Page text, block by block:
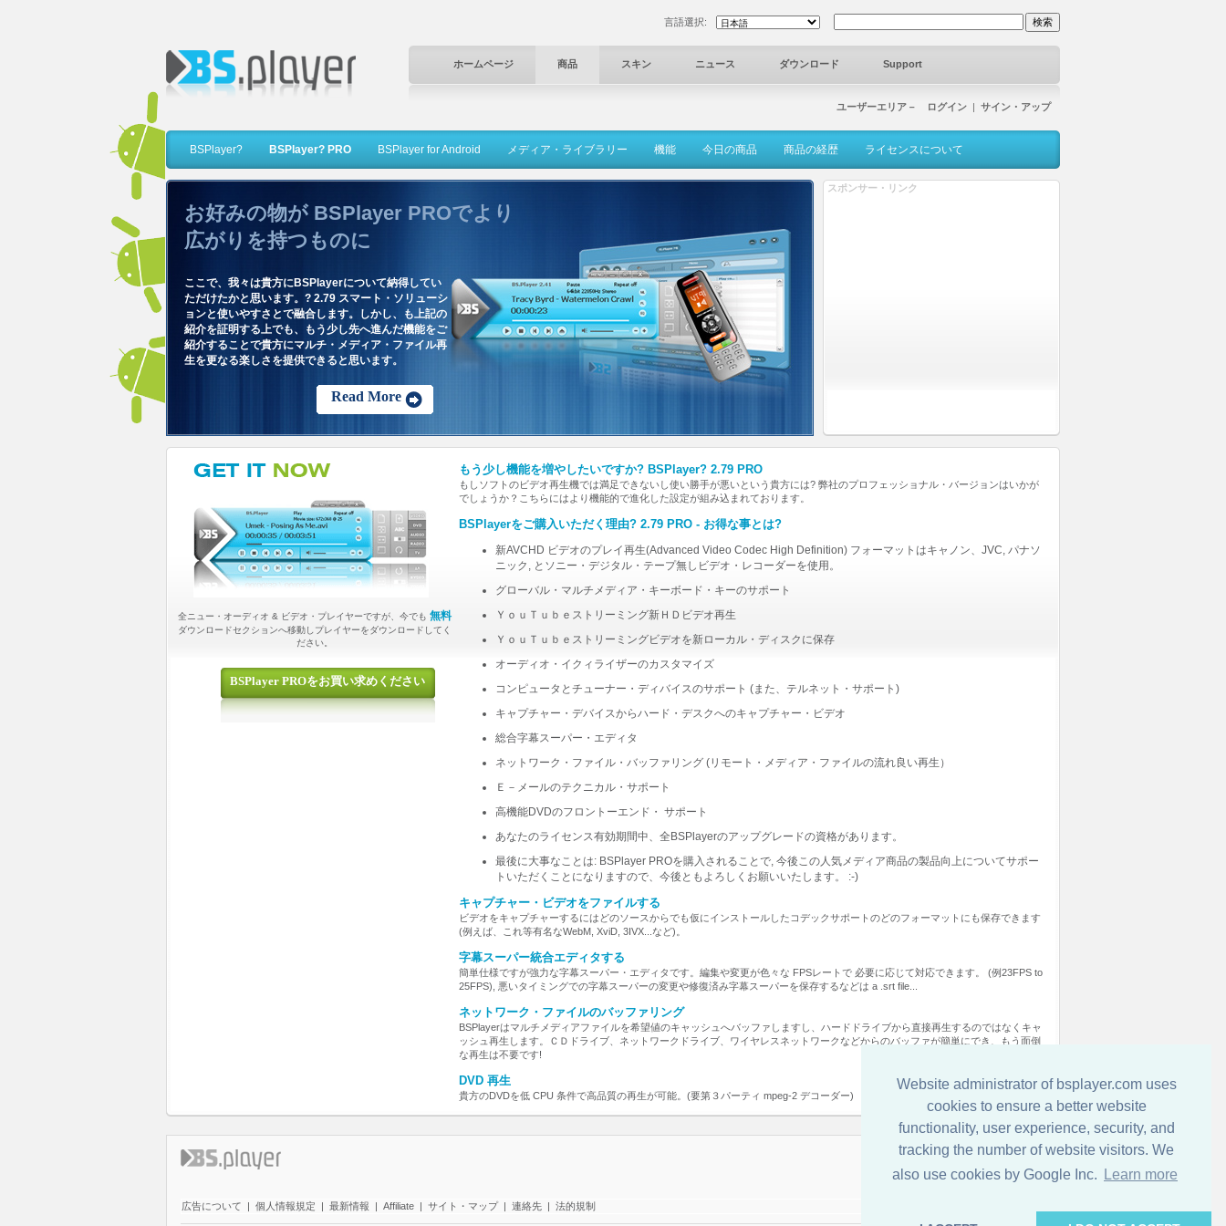
Website administrator of bsplayer.com uses
cookies to ensure a better website
functionality, user experience, security, and
tracking the number of website visitors. We
also use cookies by Google Inc.
Learn more
言語選択:
ホームページ 商品 スキン ニュース ダウンロード Support
ユーザーエリア－ ログイン | サイン・アップ
BSPlayer? BSPlayer? PRO BSPlayer for Android メディア・ライブラリー 機能 今日の商品 商品の経歴 ライセンスについて
お好みの物が BSPlayer PROでより
広がりを持つものに
ここで、我々は貴方にBSPlayerについて納得してい
ただけたかと思います。? 2.79 スマート・ソリューシ
ョンと使いやすさとで融合します。しかし、も上記の
紹介を証明する上でも、もう少し先へ進んだ機能をご
紹介することで貴方にマルチ・メディア・ファイル再
生を更なる楽しさを提供できると思います。
Read More
スポンサー・リンク
全ニュー・オーディオ & ビデオ・プレイヤーですが、今でも 無料
ダウンロードセクションへ移動しプレイヤーをダウンロードしてく
ださい。
BSPlayer PROをお買い求めください
もう少し機能を増やしたいですか? BSPlayer? 2.79 PRO
もしソフトのビデオ再生機では満足できないし使い勝手が悪いという貴方には? 弊社のプロフェッショナル・バージョンはいかが
でしょうか？こちらにはより機能的で進化した設定が組み込まれております。
BSPlayerをご購入いただく理由? 2.79 PRO - お得な事とは?
新AVCHD ビデオのプレイ再生(Advanced Video Codec High Definition) フォーマットはキャノン、JVC, パナソ
ニック, とソニー・デジタル・テープ無しビデオ・レコーダーを使用。
グローバル・マルチメディア・キーボード・キーのサポート
ＹｏｕＴｕｂｅストリーミング新ＨＤビデオ再生
ＹｏｕＴｕｂｅストリーミングビデオを新ローカル・ディスクに保存
オーディオ・イクィライザーのカスタマイズ
コンピュータとチューナー・ディバイスのサポート (また、テルネット・サポート)
キャプチャー・デバイスからハード・デスクへのキャプチャー・ビデオ
総合字幕スーパー・エディタ
ネットワーク・ファイル・バッファリング (リモート・メディア・ファイルの流れ良い再生）
Ｅ－メールのテクニカル・サポート
高機能DVDのフロントーエンド・ サポート
あなたのライセンス有効期間中、全BSPlayerのアップグレードの資格があります。
最後に大事なことは: BSPlayer PROを購入されることで, 今後この人気メディア商品の製品向上についてサポー
トいただくことになりますので、今後ともよろしくお願いいたします。 :-)
キャプチャー・ビデオをファイルする
ビデオをキャプチャーするにはどのソースからでも仮にインストールしたコデックサポートのどのフォーマットにも保存できます
(例えば、これ等有名なWebM, XviD, 3IVX...など)。
字幕スーパー統合エディタする
簡単仕様ですが強力な字幕スーパー・エディタです。編集や変更が色々な FPSレートで 必要に応じて対応できます。 (例23FPS to
25FPS), 悪いタイミングでの字幕スーパーの変更や修復済み字幕スーパーを保存するなどは a .srt file...
ネットワーク・ファイルのバッファリング
BSPlayerはマルチメディアファイルを希望値のキャッシュへバッファしますし、ハードドライブから直接再生するのではなくキャ
ッシュ再生します。ＣＤドライブ、ネットワークドライブ、ワイヤレスネットワークなどからのバッファが簡単にでき、もう面倒
な再生は不要です!
DVD 再生
貴方のDVDを低 CPU 条件で高品質の再生が可能。(要第３パーティ mpeg-2 デコーダー)
広告について | 個人情報規定 | 最新情報 | Affiliate | サイト・マップ | 連絡先 | 法的規制